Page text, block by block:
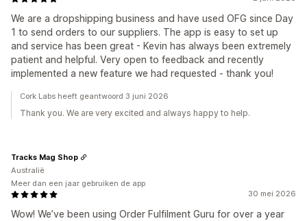
We are a dropshipping business and have used OFG since Day
1 to send orders to our suppliers. The app is easy to set up
and service has been great - Kevin has always been extremely
patient and helpful. Very open to feedback and recently
implemented a new feature we had requested - thank you!
Cork Labs heeft geantwoord 3 juni 2026
Thank you. We are very excited and always happy to help.
30 mei 2026
Wow! We’ve been using Order Fulfilment Guru for over a year
Tracks Mag Shop
Australië
Meer dan een jaar gebruiken de app